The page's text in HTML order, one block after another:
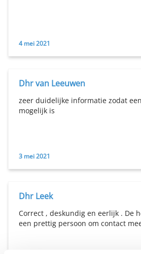
4 mei 2021
Dhr van Leeuwen
zeer duidelijke informatie zodat
mogelijk is
3 mei 2021
Dhr Leek
Correct , deskundig en eerlijk . De
een prettig persoon om contact